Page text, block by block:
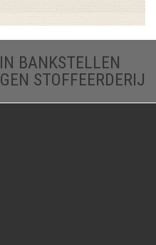
BANKSTELLEN
STOFFEERDERIJ